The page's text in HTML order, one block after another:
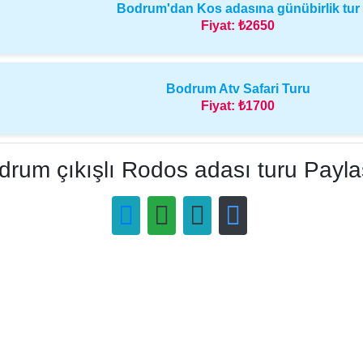
Bodrum'dan Kos adasına günübirlik tur
Fiyat: ₺2650
Bodrum Atv Safari Turu
Fiyat: ₺1700
çıkışlı Rodos adası turu